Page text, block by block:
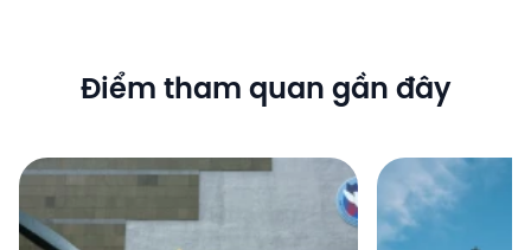
Điểm tham quan gần đây